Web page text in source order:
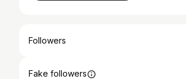
Followers
Fake followers